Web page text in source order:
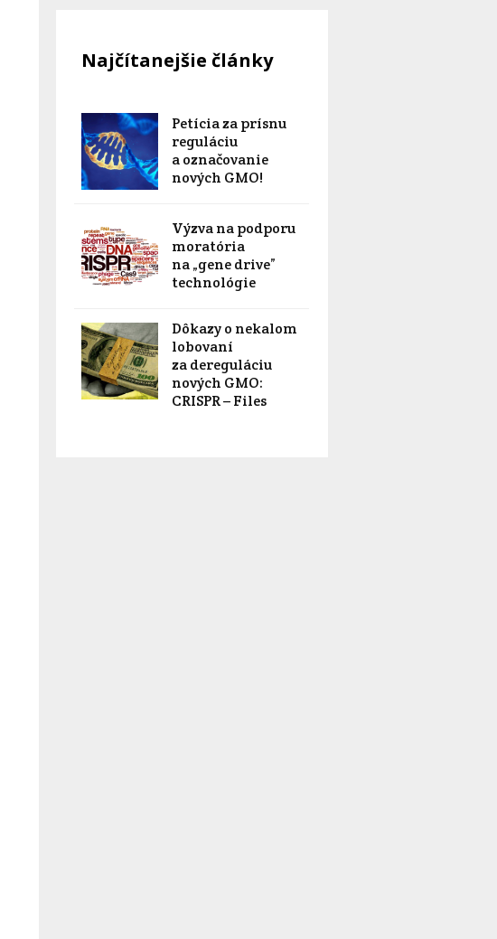
Najčítanejšie články
Petícia za prísnu
reguláciu
a označovanie
nových GMO!
Výzva na podporu
moratória
na „gene drive”
technológie
Dôkazy o nekalom
lobovaní
za dereguláciu
nových GMO:
CRISPR – Files